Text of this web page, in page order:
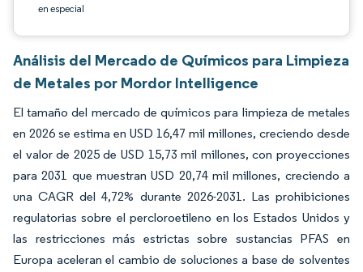
en especial
Análisis del Mercado de Químicos para Limpieza
de Metales por Mordor Intelligence
El tamaño del mercado de químicos para limpieza de metales
en 2026 se estima en USD 16,47 mil millones, creciendo desde
el valor de 2025 de USD 15,73 mil millones, con proyecciones
para 2031 que muestran USD 20,74 mil millones, creciendo a
una CAGR del 4,72% durante 2026-2031. Las prohibiciones
regulatorias sobre el percloroetileno en los Estados Unidos y
las restricciones más estrictas sobre sustancias PFAS en
Europa aceleran el cambio de soluciones a base de solventes